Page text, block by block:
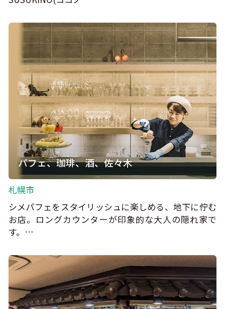
パフェ、珈琲、酒、佐々木
札幌市
シメパフェをスタイリッシュに楽しめる、地下に佇む
お店。ロングカウンターが印象的な大人の隠れ家で
す。…